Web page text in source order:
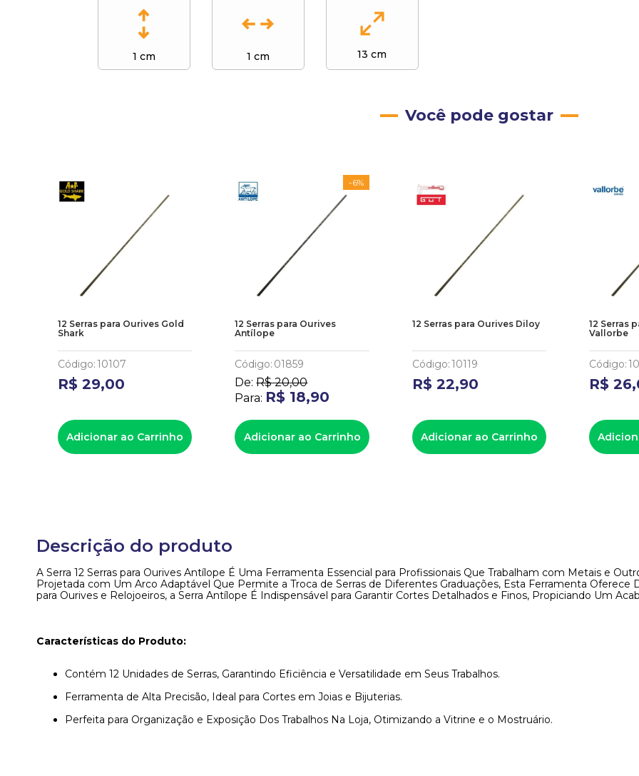
1 cm 1 cm 13 cm
Você pode gostar
12 Serras para Ourives Gold
Shark
Código:10107
R$ 29,00
Adicionar ao Carrinho
-6%
12 Serras para Ourives
Antílope
Código: 01859
De:R$ 20,00
Para: R$ 18,90
Adicionar ao Carrinho
12 Serras para Ourives Diloy
Código:10119
R$ 22,90
Adicionar ao Carrinho
12 Serras
Vallorbe
Código:
R$ 26,
Descrição do produto
A Serra 12 Serras para Ourives Antílope É Uma Ferramenta Essencial para Profissionais Que Trabalham com Metais e
Projetada com Um Arco Adaptável Que Permite a Troca de Serras de Diferentes Graduações, Esta Ferramenta Oferece
para Ourives e Relojoeiros, a Serra Antílope É Indispensável para Garantir Cortes Detalhados e Finos, Propiciando Um
Características do Produto:
Contém 12 Unidades de Serras, Garantindo Eficiência e Versatilidade em Seus Trabalhos.
Ferramenta de Alta Precisão, Ideal para Cortes em Joias e Bijuterias.
Perfeita para Organização e Exposição Dos Trabalhos Na Loja, Otimizando a Vitrine e o Mostruário.